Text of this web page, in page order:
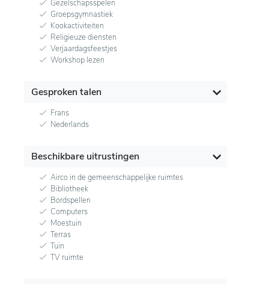
Gezelschapsspelen
Groepsgymnastiek
Kookactiviteiten
Religieuze diensten
Verjaardagsfeestjes
Workshop lezen
Gesproken talen
Frans
Nederlands
Beschikbare uitrustingen
Airco in de gemeenschappelijke ruimtes
Bibliotheek
Bordspellen
Computers
Moestuin
Terras
Tuin
TV ruimte